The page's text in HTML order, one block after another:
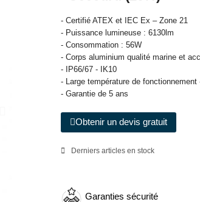
- Certifié ATEX et IEC Ex – Zone 21
- Puissance lumineuse : 6130lm
- Consommation : 56W
- Corps aluminium qualité marine et
- IP66/67 - IK10
- Large température de fonctionnement
- Garantie de 5 ans
Obtenir un devis gratuit
Derniers articles en stock
Garanties sécurité